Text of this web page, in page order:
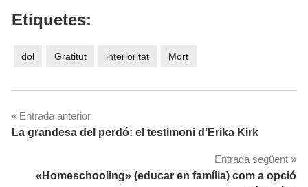
Etiquetes:
dol Gratitut interioritat Mort
Navegació
Entrada anterior
La grandesa del perdó: el testimoni d’Erika Kirk
Entrada següent
«Homeschooling» (educar en família) com a opció